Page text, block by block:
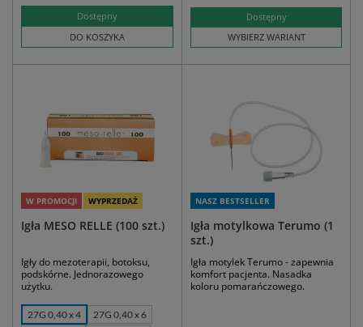
Dostępny
DO KOSZYKA
Dostępny
WYBIERZ WARIANT
W PROMOCJI WYPRZEDAŻ
Igła MESO RELLE (100 szt.)
Igły do mezoterapii, botoksu,
podskórne. Jednorazowego
użytku.
27G 0,40 x 4
27G 0,40 x 6
NASZ BESTSELLER
Igła motylkowa Terumo (1
szt.)
Igła motylek Terumo - zapewnia
komfort pacjenta. Nasadka
koloru pomarańczowego.